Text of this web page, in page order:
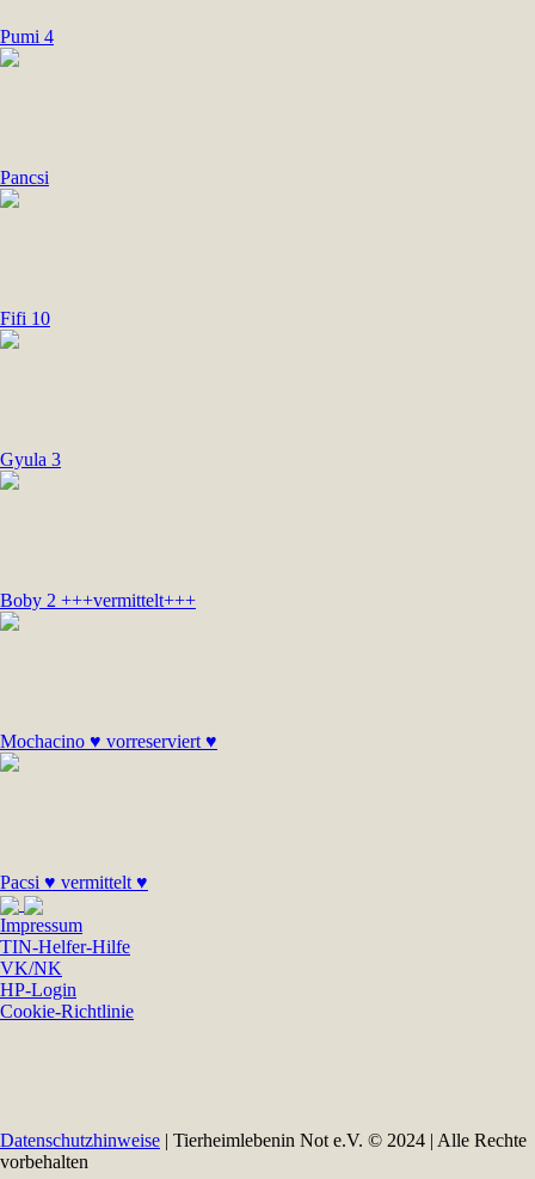
Pumi 4
Pancsi
Fifi 10
Gyula 3
Boby 2 +++vermittelt+++
Mochacino ♥ vorreserviert ♥
Pacsi ♥ vermittelt ♥
Impressum
TIN-Helfer-Hilfe
VK/NK
HP-Login
Cookie-Richtlinie
Datenschutzhinweise | Tierheimlebenin Not e.V. © 2024 | Alle Rechte
vorbehalten